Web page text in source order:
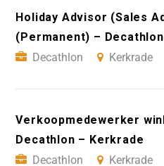
Holiday Advisor (Sales
(Permanent) –
Decathlon
Kerkrade
Verkoopmedewerker
Decathlon – Kerkrade
Decathlon
Kerkrade